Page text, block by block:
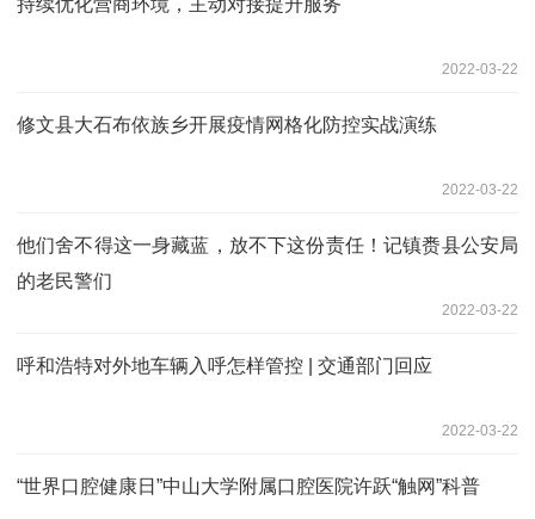
2022-03-22
修文县大石布依族乡开展疫情网格化防控实战演练
2022-03-22
他们舍不得这一身藏蓝，放不下这份责任！记镇赉县公安局
的老民警们
2022-03-22
呼和浩特对外地车辆入呼怎样管控 | 交通部门回应
2022-03-22
“世界口腔健康日”中山大学附属口腔医院许跃“触网”科普